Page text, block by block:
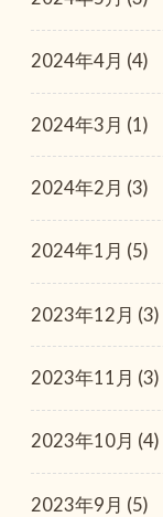
2024年4月 (4)
2024年3月 (1)
2024年2月 (3)
2024年1月 (5)
2023年12月 (3)
2023年11月 (3)
2023年10月 (4)
2023年9月 (5)